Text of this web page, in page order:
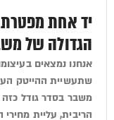
יד אחת מפטרת
הגדולה של
אנחנו נמצאים
שתעשיית ההייטק
משבר בסדר גודל
הריבית, עליית